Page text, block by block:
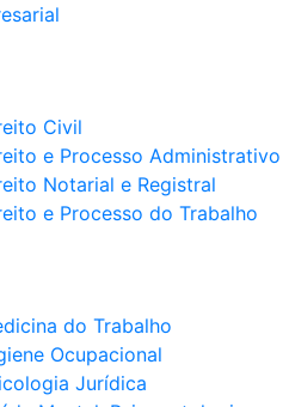
Civil
e Processo Administrativo
Notarial e Registral
e Processo do Trabalho
do Trabalho
Ocupacional
Jurídica